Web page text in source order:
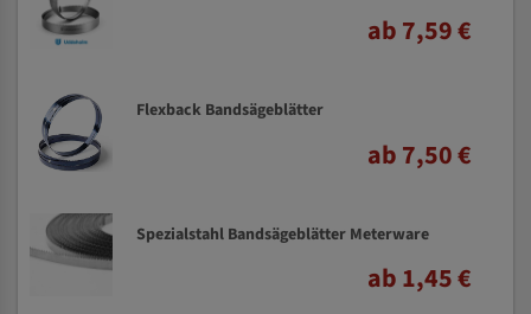
ab 7,59 €
Flexback Bandsägeblätter
ab 7,50 €
Spezialstahl Bandsägeblätter Meterware
ab 1,45 €